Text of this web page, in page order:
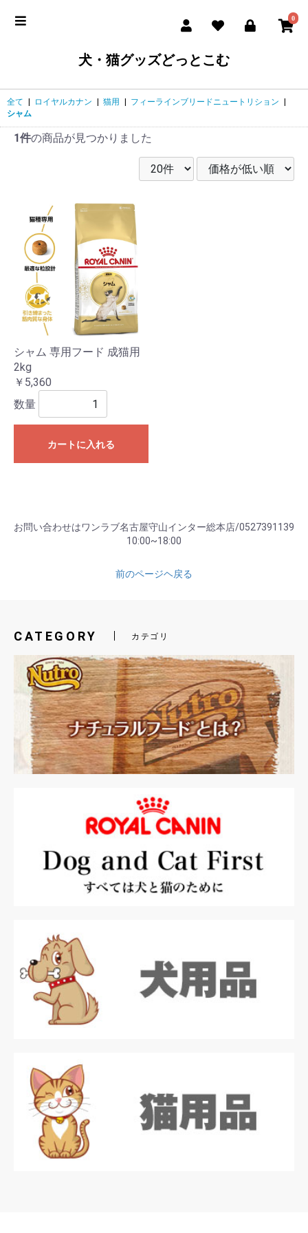
0
犬・猫グッズどっとこむ
全て ロイヤルカナン 猫用 フィーラインブリードニュートリション
シャム
1件の商品が見つかりました
シャム 専用フード 成猫用
2kg
￥5,360
数量
カートに入れる
お問い合わせはワンラブ名古屋守山インター総本店/0527391139
10:00~18:00
前のページヘ戻る
CATEGORY カテゴリ